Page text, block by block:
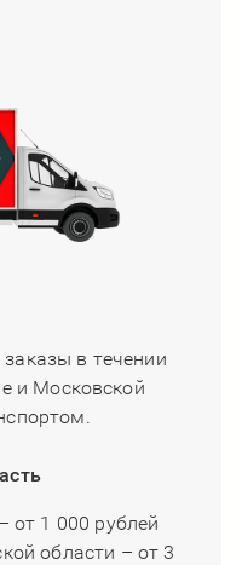
в течении
и Московской
от 1 000 рублей
области – от 3